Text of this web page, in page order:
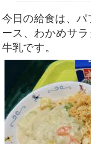
今日の給食は、
ース、わかめサ
牛乳です。